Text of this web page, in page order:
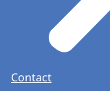
Contact